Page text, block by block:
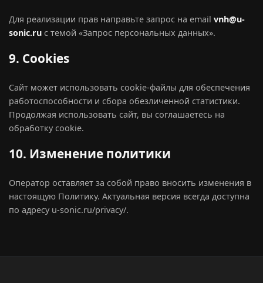
Для реализации прав направьте запрос на email vnh@u-
sonic.ru с темой «Запрос персональных данных».
9. Cookies
Сайт может использовать cookie-файлы для обеспечения
работоспособности и сбора обезличенной статистики.
Продолжая использовать сайт, вы соглашаетесь на
обработку cookie.
10. Изменение политики
Оператор оставляет за собой право вносить изменения в
настоящую Политику. Актуальная версия всегда доступна
по адресу u-sonic.ru/privacy/.